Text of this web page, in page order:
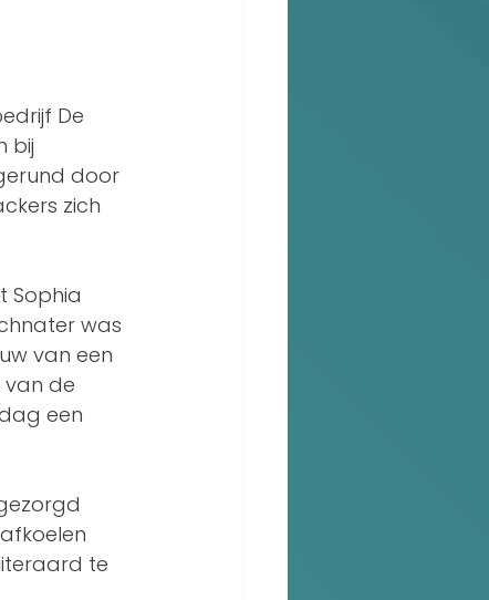
De
bij
door
zich
Sophia
was
van een
van de
een
te